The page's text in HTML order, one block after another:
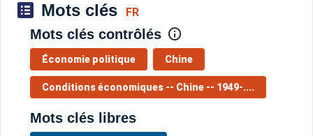
Mots clés FR
Mots clés contrôlés
Économie politique Chine
Conditions économiques -- Chine -- 1949-....
Mots clés libres